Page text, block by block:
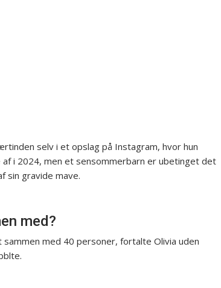
selv i et opslag på Instagram, hvor hun
i 2024, men et sensommerbarn er ubetinget det
sin gravide mave.
med?
med 40 personer, fortalte Olivia uden